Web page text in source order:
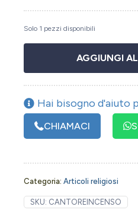
Solo 1 pezzi disponibili
AGGIUNGI
Hai bisogno d'aiuto
CHIAMACI
Categoria: Articoli religiosi
SKU: CANTOREINCENSO